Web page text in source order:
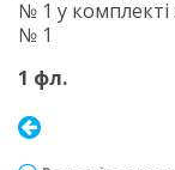
№ 1 у
№ 1
1 фл.